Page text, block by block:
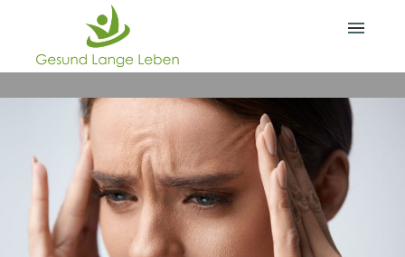
Deine Frage?